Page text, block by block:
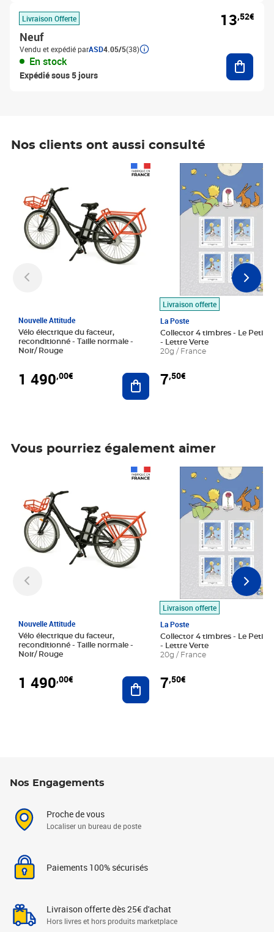
Livraison Offerte
Neuf
Vendu et expédié parASD4.05/5(38)
En stock
Expédié sous 5 jours
13,52€
Nos clients ont aussi consulté
Nouvelle Attitude
Vélo électrique du facteur,
reconditionné - Taille normale -
Noir/ Rouge
1 490,00€ Ajouter au panier
Livraison offerte
La Poste
Collector 4 timbres - Le Petit
- Lettre Verte
20g / France
7,50€
Prix 7,50€
Vous pourriez également aimer
Nouvelle Attitude
Vélo électrique du facteur,
reconditionné - Taille normale -
Noir/ Rouge
1 490,00€ Ajouter au panier
Livraison offerte
La Poste
Collector 4 timbres - Le Petit
- Lettre Verte
20g / France
7,50€
Prix 7,50€
Nos Engagements
Proche de vous
Localiser un bureau de poste
Paiements 100% sécurisés
Livraison offerte dès 25€ d'achat
Hors livres et hors produits marketplace